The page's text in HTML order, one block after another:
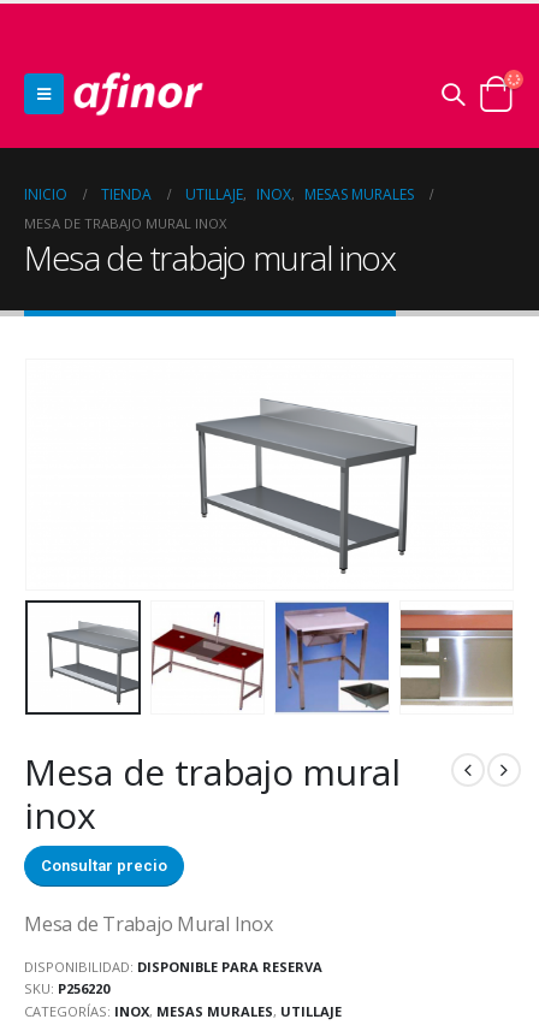
INICIO TIENDA UTILLAJE, INOX, MESAS MURALES
MESA DE TRABAJO MURAL INOX
Mesa de trabajo mural inox
Mesa de trabajo mural
inox
Consultar precio
Mesa de Trabajo Mural Inox
DISPONIBILIDAD: DISPONIBLE PARA RESERVA
SKU: P256220
CATEGORÍAS: INOX, MESAS MURALES, UTILLAJE